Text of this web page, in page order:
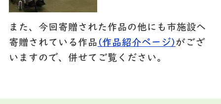
また、今回寄贈された作品の他にも市施設へ
寄贈されている作品 (作品紹介ページ) がござ
いますので、併せてご覧ください。